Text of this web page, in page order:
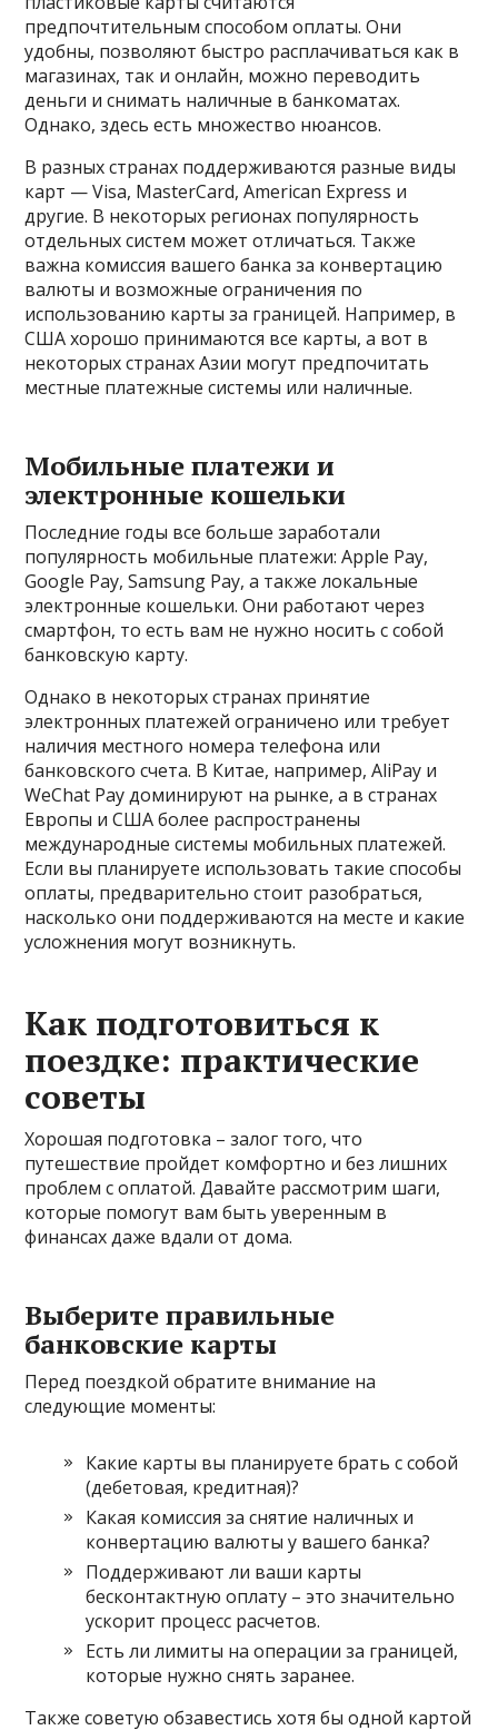
предпочтительным способом оплаты. Они
удобны, позволяют быстро расплачиваться как в
магазинах, так и онлайн, можно переводить
деньги и снимать наличные в банкоматах.
Однако, здесь есть множество нюансов.
В разных странах поддерживаются разные виды
карт — Visa, MasterCard, American Express и
другие. В некоторых регионах популярность
отдельных систем может отличаться. Также
важна комиссия вашего банка за конвертацию
валюты и возможные ограничения по
использованию карты за границей. Например, в
США хорошо принимаются все карты, а вот в
некоторых странах Азии могут предпочитать
местные платежные системы или наличные.
Мобильные платежи и
электронные кошельки
Последние годы все больше заработали
популярность мобильные платежи: Apple Pay,
Google Pay, Samsung Pay, а также локальные
электронные кошельки. Они работают через
смартфон, то есть вам не нужно носить с собой
банковскую карту.
Однако в некоторых странах принятие
электронных платежей ограничено или требует
наличия местного номера телефона или
банковского счета. В Китае, например, AliPay и
WeChat Pay доминируют на рынке, а в странах
Европы и США более распространены
международные системы мобильных платежей.
Если вы планируете использовать такие способы
оплаты, предварительно стоит разобраться,
насколько они поддерживаются на месте и какие
усложнения могут возникнуть.
Как подготовиться к
поездке: практические
советы
Хорошая подготовка – залог того, что
путешествие пройдет комфортно и без лишних
проблем с оплатой. Давайте рассмотрим шаги,
которые помогут вам быть уверенным в
финансах даже вдали от дома.
Выберите правильные
банковские карты
Перед поездкой обратите внимание на
следующие моменты:
Какие карты вы планируете брать с собой
(дебетовая, кредитная)?
Какая комиссия за снятие наличных и
конвертацию валюты у вашего банка?
Поддерживают ли ваши карты
бесконтактную оплату – это значительно
ускорит процесс расчетов.
Есть ли лимиты на операции за границей,
которые нужно снять заранее.
Также советую обзавестись хотя бы одной картой